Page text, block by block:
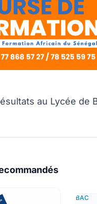
au Lycée de
BAC